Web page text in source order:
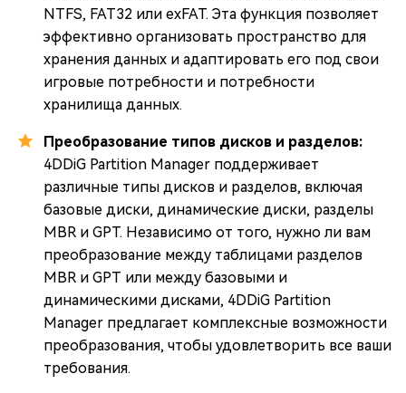
NTFS, FAT32 или exFAT. Эта функция позволяет
эффективно организовать пространство для
хранения данных и адаптировать его под свои
игровые потребности и потребности
хранилища данных.
Преобразование типов дисков и разделов:
4DDiG Partition Manager поддерживает
различные типы дисков и разделов, включая
базовые диски, динамические диски, разделы
MBR и GPT. Независимо от того, нужно ли вам
преобразование между таблицами разделов
MBR и GPT или между базовыми и
динамическими дисками, 4DDiG Partition
Manager предлагает комплексные возможности
преобразования, чтобы удовлетворить все ваши
требования.